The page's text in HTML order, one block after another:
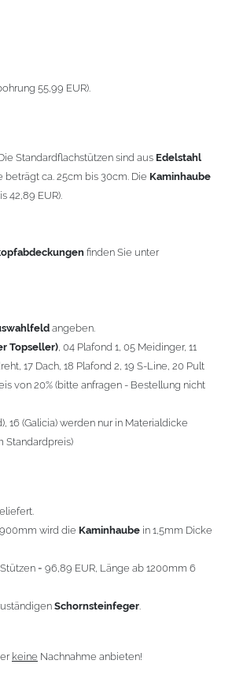
18 Plafond 2, 19 S-Line, 20 Pult
16 (Galicia) werden nur in Materialdicke 1,5mm
wird dieKaminhaubein 1,5mm Dicke
Schornsteinfeger
55,99 EUR).
Standardflachstützen sind aus Edelstahl
ca. 25cm bis 30cm. Die Kaminhaube
42,89 EUR).
finden Sie unter
angeben.
Topseller) , 04 Plafond 1, 05 Meidinger, 11
17 Dach, 18 Plafond 2, 19 S-Line, 20 Pult
von 20% (bitte anfragen - Bestellung nicht
16 (Galicia) werden nur in Materialdicke
Standardpreis)
wird die Kaminhaube in 1,5mm Dicke
= 96,89 EUR, Länge ab 1200mm 6
Schornsteinfeger
keine Nachnahme anbieten!